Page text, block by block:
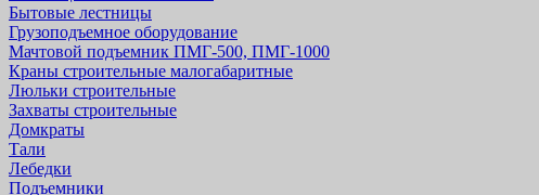
Бытовые лестницы
Грузоподъемное оборудование
Мачтовой подъемник ПМГ-500, ПМГ-1000
Краны строительные малогабаритные
Люльки строительные
Захваты строительные
Домкраты
Тали
Лебедки
Подъемники